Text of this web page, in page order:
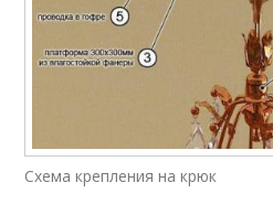
Схема крепления на крюк